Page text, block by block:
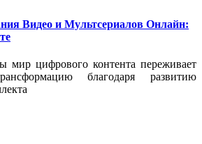
Видео и Мультсериалов Онлайн:
мир цифрового контента переживает
благодаря развитию